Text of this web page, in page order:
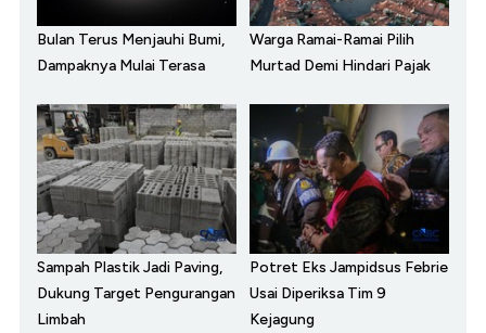
Bulan Terus Menjauhi Bumi,
Dampaknya Mulai Terasa
Warga Ramai-Ramai Pilih
Murtad Demi Hindari Pajak
Sampah Plastik Jadi Paving,
Dukung Target Pengurangan
Limbah
Potret Eks Jampidsus Febrie
Usai Diperiksa Tim 9
Kejagung